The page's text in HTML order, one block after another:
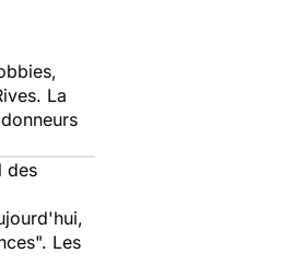
La
des
Les